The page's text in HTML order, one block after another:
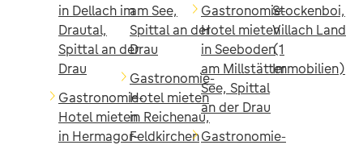
in Dellach im
Drautal,
Spittal an der
Drau
Gastronomie-
Hotel mieten
in Hermagor-
am See,
Spittal an der
Drau
Gastronomie-
Hotel mieten
in Reichenau,
Feldkirchen
Gastronomie-
Hotel mieten
in Seeboden
am Millstätter
See, Spittal
an der Drau
Gastronomie-
Stockenboi,
Villach Land
(1
Immobilien)